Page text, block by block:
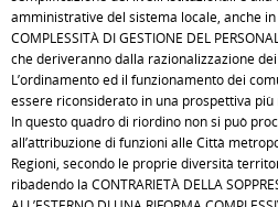
amministrative del sistema locale, anche
COMPLESSITÀ DI GESTIONE DEL
che deriveranno dalla razionalizzazione
L’ordinamento ed il funzionamento dei
essere riconsiderato in una prospettiva
In questo quadro di riordino non si può
all’attribuzione di funzioni alle Città
Regioni, secondo le proprie diversità
ribadendo la CONTRARIETÀ DELLA